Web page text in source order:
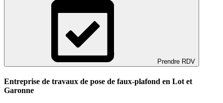
Prendre RDV
Entreprise de travaux de pose de faux-plafond en Lot et
Garonne